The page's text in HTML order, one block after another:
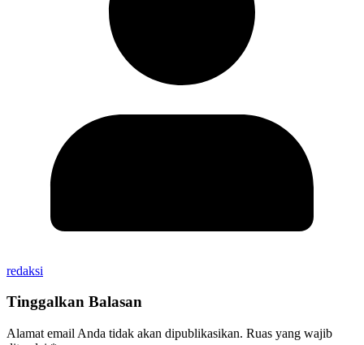
redaksi
Tinggalkan Balasan
Alamat email Anda tidak akan dipublikasikan. Ruas yang wajib